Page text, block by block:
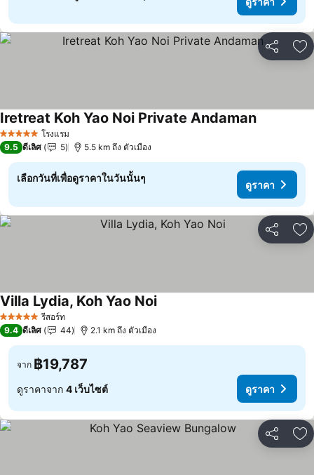
แชร์ เ
5 ดาว โรงแรม
Iretreat Koh Yao Noi Private Andaman
9.5 ดีเลิศ 5 5.5 km ถึง ตัวเมือง
เลือกวันที่เพื่อดูราคาในวันนั้นๆ
ดูราคา
แชร์ เ
5 ดาว รีสอร์ท
Villa Lydia, Koh Yao Noi
9.4 ดีเลิศ 44 2.1 km ถึง ตัวเมือง
จาก ฿19,787
ดูราคาจาก 4 เว็บไซต์ ดูราคา
แชร์ เ